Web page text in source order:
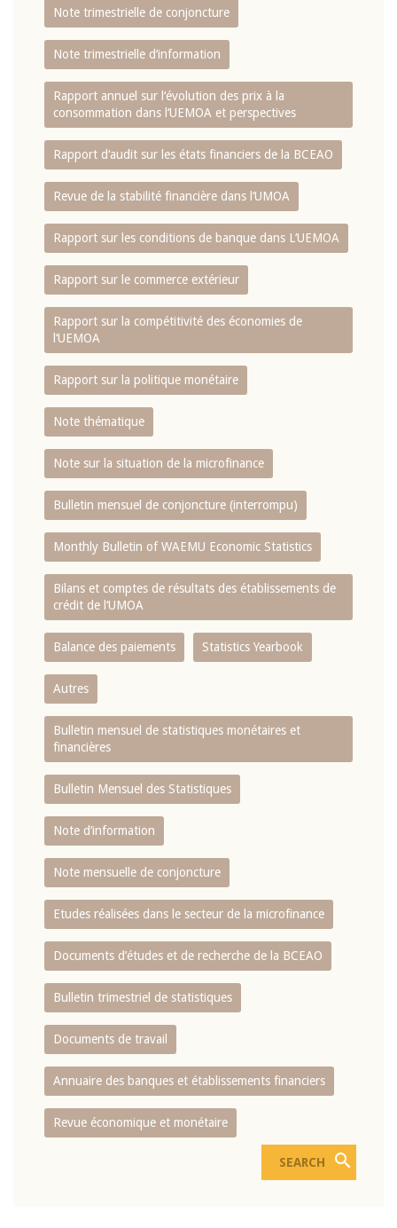
Note trimestrielle de conjoncture
Note trimestrielle d‘information
Rapport annuel sur l‘évolution des prix à la
consommation dans l‘UEMOA et perspectives
Rapport d‘audit sur les états financiers de la BCEAO
Revue de la stabilité financière dans l‘UMOA
Rapport sur les conditions de banque dans L‘UEMOA
Rapport sur le commerce extérieur
Rapport sur la compétitivité des économies de
l‘UEMOA
Rapport sur la politique monétaire
Note thématique
Note sur la situation de la microfinance
Bulletin mensuel de conjoncture (interrompu)
Monthly Bulletin of WAEMU Economic Statistics
Bilans et comptes de résultats des établissements de
crédit de l‘UMOA
Balance des paiements Statistics Yearbook
Autres
Bulletin mensuel de statistiques monétaires et
financières
Bulletin Mensuel des Statistiques
Note d’information
Note mensuelle de conjoncture
Etudes réalisées dans le secteur de la microfinance
Documents d’études et de recherche de la BCEAO
Bulletin trimestriel de statistiques
Documents de travail
Annuaire des banques et établissements financiers
Revue économique et monétaire